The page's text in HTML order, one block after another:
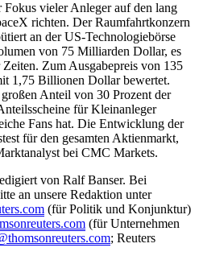
vieler Anleger auf den lang
richten. Der Raumfahrtkonzern
an der US-Technologiebörse
von 75 Milliarden Dollar, es
Zum Ausgabepreis von 135
1,75 Billionen Dollar bewertet.
Anteil von 30 Prozent der
für Kleinanleger
Fans hat. Die Entwicklung der
für den gesamten Aktienmarkt,
bei CMC Markets.
von Ralf Banser. Bei
an unsere Redaktion unter
(für Politik und Konjunktur)
(für Unternehmen
; Reuters